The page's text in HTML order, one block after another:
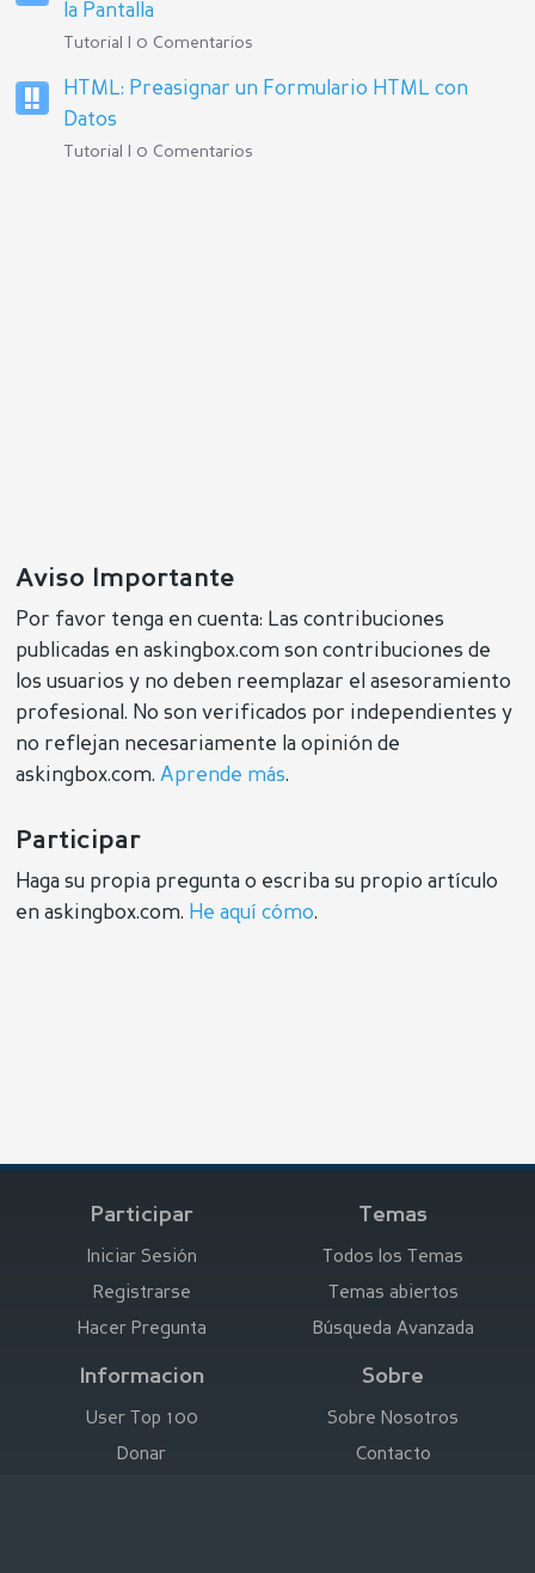
la Pantalla
Tutorial | 0 Comentarios
HTML: Preasignar un Formulario HTML con
Datos
Tutorial | 0 Comentarios
Aviso Importante
Por favor tenga en cuenta: Las contribuciones
publicadas en askingbox.com son contribuciones de
los usuarios y no deben reemplazar el asesoramiento
profesional. No son verificados por independientes y
no reflejan necesariamente la opinión de
askingbox.com.Aprende más.
Participar
Haga su propia pregunta o escriba su propio artículo
en askingbox.com. He aquí cómo.
Participar
Iniciar Sesión
Registrarse
Hacer Pregunta
Temas
Todos los Temas
Temas abiertos
Búsqueda Avanzada
Informacion
User Top 100
Donar
Sobre
Sobre Nosotros
Contacto